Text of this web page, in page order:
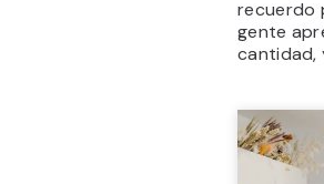
recuerdo
gente
cantidad,